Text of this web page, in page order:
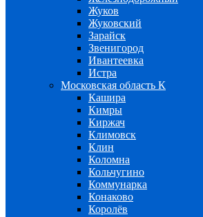
Жуков
Жуковский
Зарайск
Звенигород
Ивантеевка
Истра
Московская область К
Кашира
Кимры
Киржач
Климовск
Клин
Коломна
Кольчугино
Коммунарка
Конаково
Королёв